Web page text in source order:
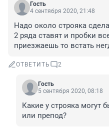
Гость
4 сентября 2020, 21:48
Надо около строяка
2 ряда ставят и пробки
приезжаешь то встать
ОТВЕТИТЬ 2
Гость
5 сентября 2020, 08:18
Какие у строяка могут
или препод?